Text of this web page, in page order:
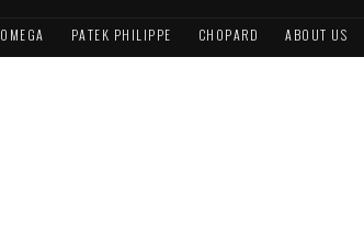
OMEGA PATEK PHILIPPE CHOPARD ABOUT US